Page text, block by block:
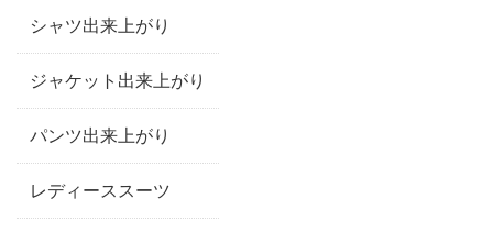
シャツ出来上がり
ジャケット出来上がり
パンツ出来上がり
レディーススーツ